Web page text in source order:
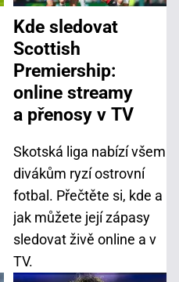
Kde sledovat
Scottish
Premiership:
online streamy
a přenosy v TV
Skotská liga nabízí všem
divákům ryzí ostrovní
fotbal. Přečtěte si, kde a
jak můžete její zápasy
sledovat živě online a v
TV.